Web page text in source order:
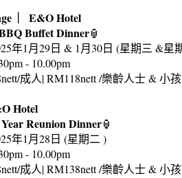
︳E&O Hotel
Buffet Dinner🏮
年1月29日 & 1月30日 (星期三 &星
- 10.00pm
成人| RM118nett /樂齡人士 & 小孩
Hotel
Reunion Dinner🏮
年1月28日 (星期二 )
- 10.00pm
成人| RM138nett /樂齡人士 & 小孩